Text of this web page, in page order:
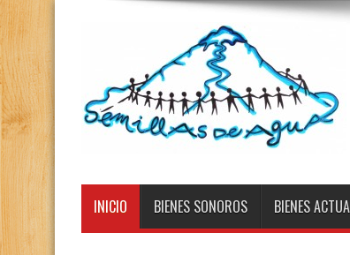
INICIO BIENES SONOROS BIENES